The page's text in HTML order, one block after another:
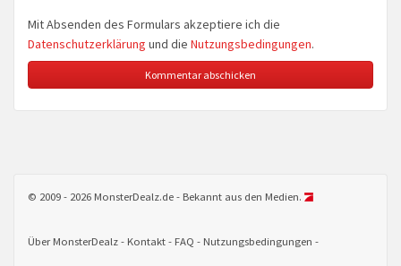
Mit Absenden des Formulars akzeptiere ich die
Datenschutzerklärung und die Nutzungsbedingungen.
© 2009 - 2026 MonsterDealz.de - Bekannt aus den Medien.
Über MonsterDealz Kontakt FAQ Nutzungsbedingungen